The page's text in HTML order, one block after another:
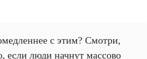
с этим? Смотри,
если люди начнут массово